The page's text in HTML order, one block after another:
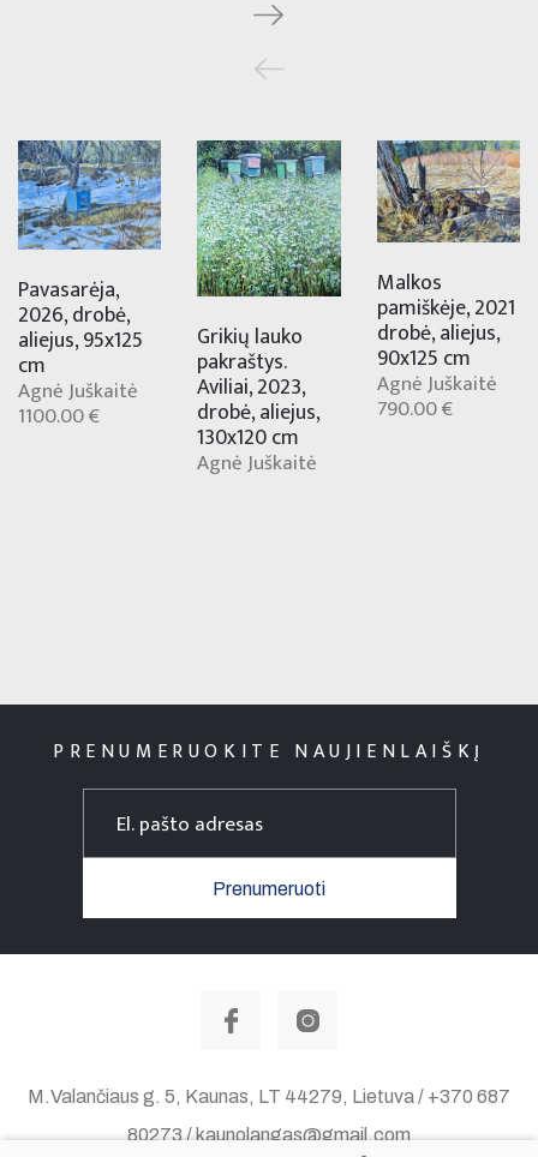
Pavasarėja,
2026, drobė,
aliejus, 95x125
cm
Agnė Juškaitė
1100.00 €
Grikių lauko
pakraštys.
Aviliai, 2023,
drobė, aliejus,
130x120 cm
Agnė Juškaitė
Malkos
pamiškėje, 2021
drobė, aliejus,
90x125 cm
Agnė Juškaitė
790.00 €
PRENUMERUOKITE NAUJIENLAIŠKĮ
Prenumeruoti
M.Valančiaus g. 5, Kaunas, LT 44279, Lietuva / +370 687
80273 / kaunolangas@gmail.com